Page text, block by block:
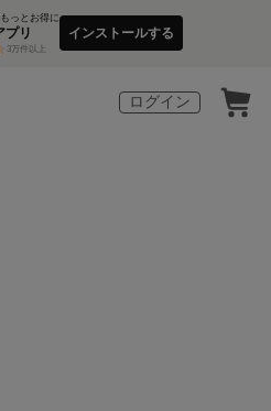
っとお得に
プリ
3万件以上
インストールする
ログイン